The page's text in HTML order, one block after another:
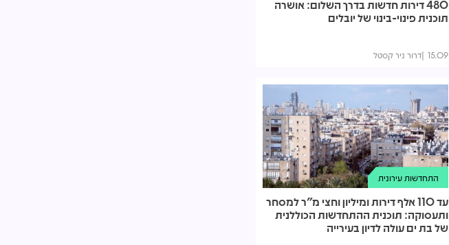
480 דירות חדשות בדרך השלום: אושרה
תוכנית פינוי-בינוי של יובלים
15.09 דרור ניר קסטל
התחדשות עירונית
עד 110 אלף דירות ומיליון וחצי מ"ר למסחר
ותעסוקה: תוכנית ההתחדשות הכוללנית
של בת ים עולה לדיון בעירייה